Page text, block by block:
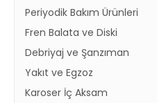
Periyodik Bakım Ürünleri
Fren Balata ve Diski
Debriyaj ve Şanzıman
Yakıt ve Egzoz
Karoser İç Aksam